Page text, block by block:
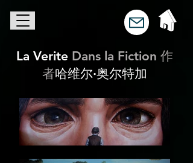
La Verite Dans la Fiction 作
者哈维尔·奥尔特加